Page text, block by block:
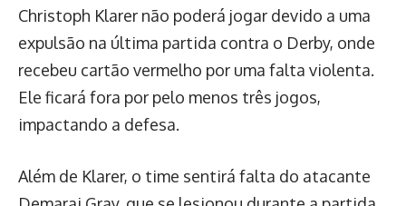
Christoph Klarer não poderá jogar devido a uma
expulsão na última partida contra o Derby, onde
recebeu cartão vermelho por uma falta violenta.
Ele ficará fora por pelo menos três jogos,
impactando a defesa.
Além de Klarer, o time sentirá falta do atacante